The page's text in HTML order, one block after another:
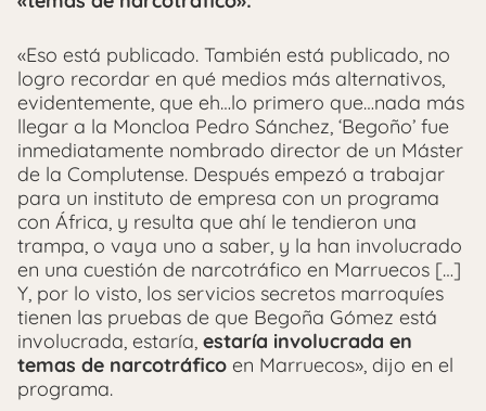
«Eso está publicado. También está publicado, no
logro recordar en qué medios más alternativos,
evidentemente, que eh…lo primero que…nada más
llegar a la Moncloa Pedro Sánchez, ‘Begoño’ fue
inmediatamente nombrado director de un Máster
de la Complutense. Después empezó a trabajar
para un instituto de empresa con un programa
con África, y resulta que ahí le tendieron una
trampa, o vaya uno a saber, y la han involucrado
en una cuestión de narcotráfico en Marruecos […]
Y, por lo visto, los servicios secretos marroquíes
tienen las pruebas de que Begoña Gómez está
involucrada, estaría, estaría involucrada en
temas de narcotráfico en Marruecos», dijo en el
programa.